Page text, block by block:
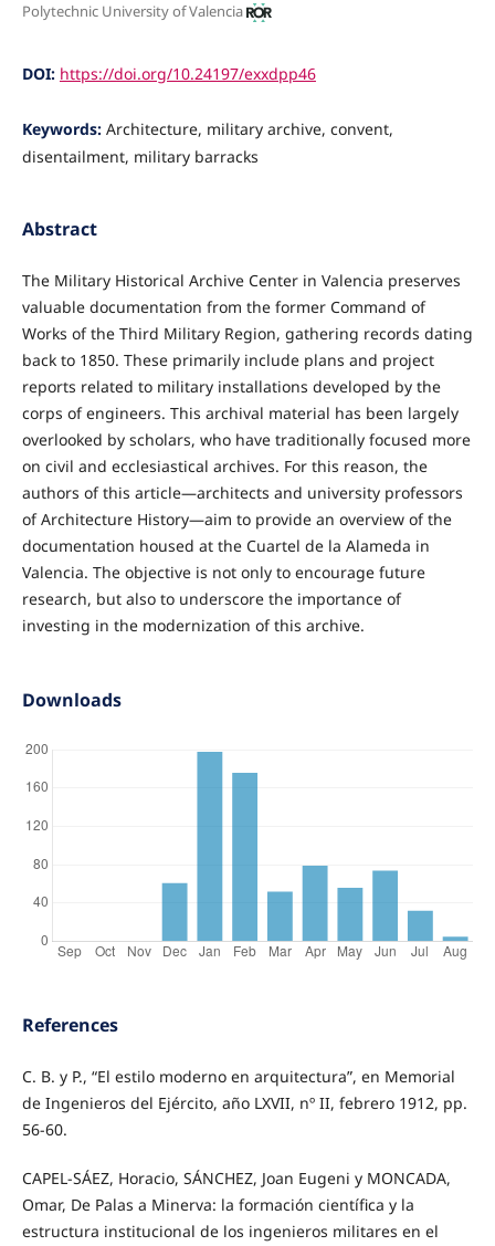
Polytechnic University of Valencia
DOI: https://doi.org/10.24197/exxdpp46
Keywords: Architecture, military archive, convent,
disentailment, military barracks
Abstract
The Military Historical Archive Center in Valencia preserves
valuable documentation from the former Command of
Works of the Third Military Region, gathering records dating
back to 1850. These primarily include plans and project
reports related to military installations developed by the
corps of engineers. This archival material has been largely
overlooked by scholars, who have traditionally focused more
on civil and ecclesiastical archives. For this reason, the
authors of this article—architects and university professors
of Architecture History—aim to provide an overview of the
documentation housed at the Cuartel de la Alameda in
Valencia. The objective is not only to encourage future
research, but also to underscore the importance of
investing in the modernization of this archive.
Downloads
References
C. B. y P., “El estilo moderno en arquitectura”, en Memorial
de Ingenieros del Ejército, año LXVII, nº II, febrero 1912, pp.
56-60.
CAPEL-SÁEZ, Horacio, SÁNCHEZ, Joan Eugeni y MONCADA,
Omar, De Palas a Minerva: la formación científica y la
estructura institucional de los ingenieros militares en el